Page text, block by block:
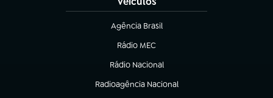
Agência Brasil
(abre em nova aba)
Rádio MEC
(abre em nova aba)
Rádio Nacional
Radioagência Nacional
(abre em nova aba)